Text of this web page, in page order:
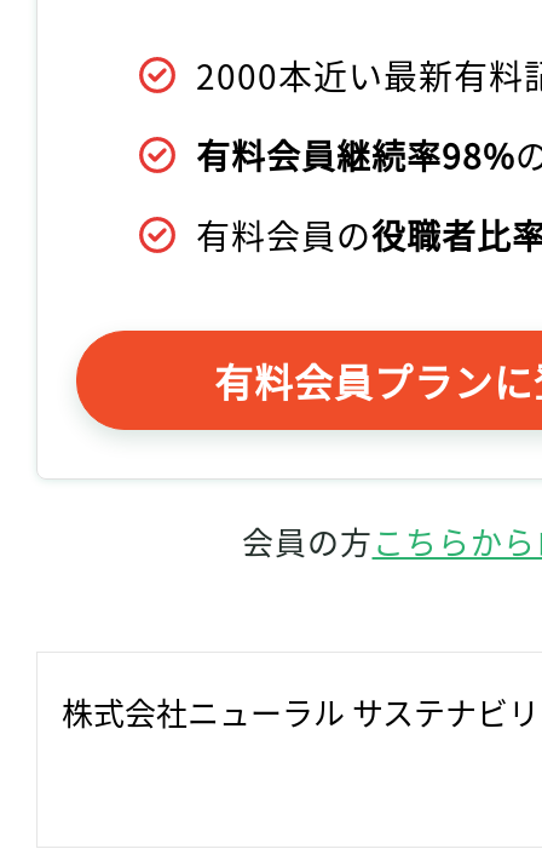
2000本近い最新有料
有料会員継続率98%
有料会員の役職者比
有料会員プラン
会員の方こちらか
株式会社ニューラル サステナビ